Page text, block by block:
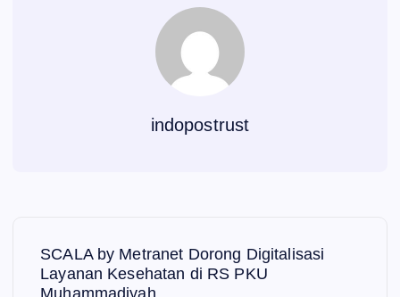
indopostrust
SCALA by Metranet Dorong Digitalisasi
Layanan Kesehatan di RS PKU